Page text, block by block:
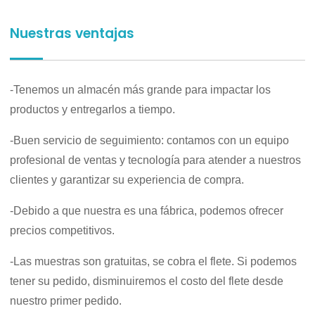
Nuestras ventajas
-Tenemos un almacén más grande para impactar los
productos y entregarlos a tiempo.
-Buen servicio de seguimiento: contamos con un equipo
profesional de ventas y tecnología para atender a nuestros
clientes y garantizar su experiencia de compra.
-Debido a que nuestra es una fábrica, podemos ofrecer
precios competitivos.
-Las muestras son gratuitas, se cobra el flete. Si podemos
tener su pedido, disminuiremos el costo del flete desde
nuestro primer pedido.